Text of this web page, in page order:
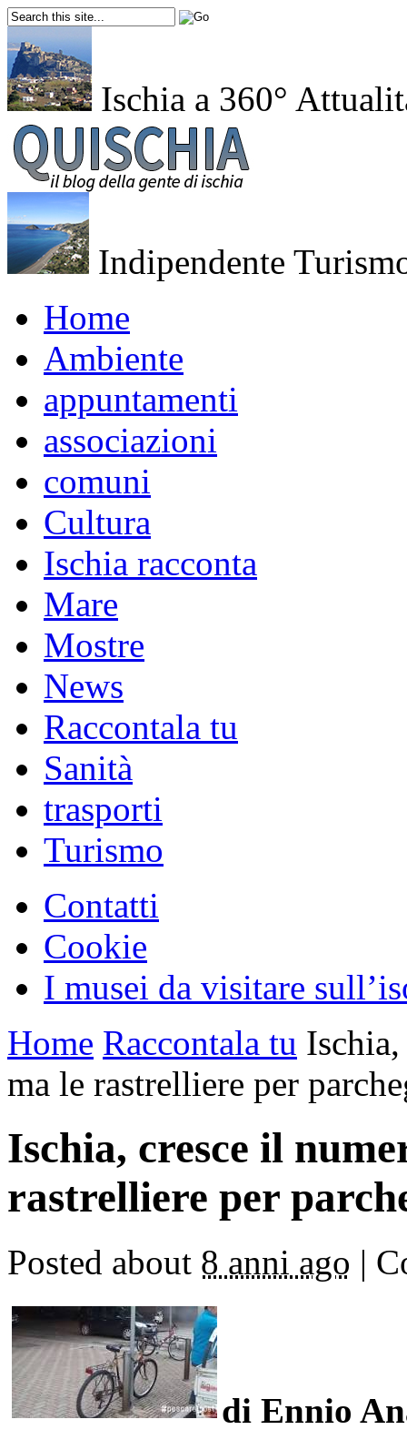
Ischia a 360°
Indipendente
Home
Ambiente
appuntamenti
associazioni
comuni
Cultura
Ischia racconta
Mare
Mostre
News
Raccontala tu
Sanità
trasporti
Turismo
Contatti
Cookie
I musei da visitare
Home Raccontala tu
ma le rastrelliere per
Ischia, cresce il
rastrelliere per
Posted about 8 anni ago |
di Ennio